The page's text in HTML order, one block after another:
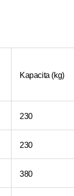
Kapacita (kg)
230
230
380